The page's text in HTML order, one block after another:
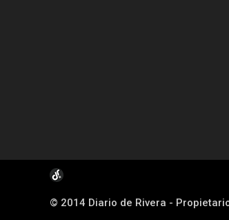
© 2014 Diario de Rivera -